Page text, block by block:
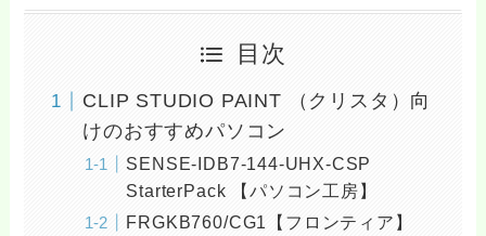
目次
CLIP STUDIO PAINT （クリスタ）向
けのおすすめパソコン
SENSE-IDB7-144-UHX-CSP
StarterPack 【パソコン工房】
FRGKB760/CG1【フロンティア】